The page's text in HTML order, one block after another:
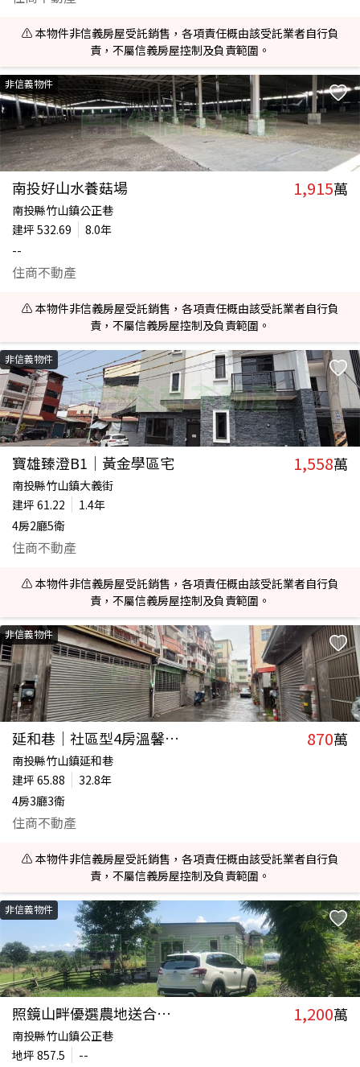
⚠️ 本物件非信義房屋受託銷售，各項責任概由該受託業者自行負
責，不屬信義房屋控制及負責範圍。
非信義物件
南投好山水養菇場 1,915萬
南投縣竹山鎮公正巷
建坪 532.69
8.0年
--
住商不動產
⚠️ 本物件非信義房屋受託銷售，各項責任概由該受託業者自行負
責，不屬信義房屋控制及負責範圍。
非信義物件
寶雄臻澄B1｜黃金學區宅 1,558萬
南投縣竹山鎮大義街
建坪 61.22
1.4年
4房2廳5衛
住商不動產
⚠️ 本物件非信義房屋受託銷售，各項責任概由該受託業者自行負
責，不屬信義房屋控制及負責範圍。
非信義物件
延和巷｜社區型4房溫馨透天 870萬
南投縣竹山鎮延和巷
建坪 65.88
32.8年
4房3廳3衛
住商不動產
⚠️ 本物件非信義房屋受託銷售，各項責任概由該受託業者自行負
責，不屬信義房屋控制及負責範圍。
非信義物件
照鏡山畔優選農地送合法資材室 1,200萬
南投縣竹山鎮公正巷
地坪 857.5
--